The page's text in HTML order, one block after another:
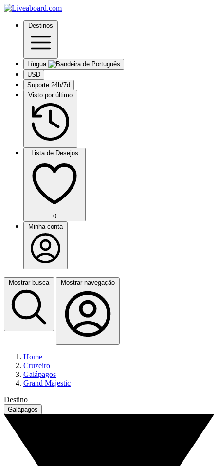
Destinos
Língua
USD
Suporte 24h/7d
Visto por último
Lista de Desejos
0
Minha conta
Mostrar busca Mostrar navegação
Home
Cruzeiro
Galápagos
Grand Majestic
Destino
Galápagos